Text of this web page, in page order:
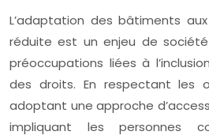
L’adaptation des bâtiments
réduite est un enjeu de
préoccupations liées à
des droits. En respectant les
adoptant une approche
impliquant les personnes